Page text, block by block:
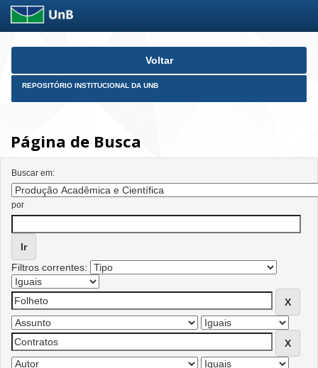
Skip
Voltar
REPOSITÓRIO INSTITUCIONAL DA UNB
Página de Busca
Buscar em:
por
Filtros correntes: